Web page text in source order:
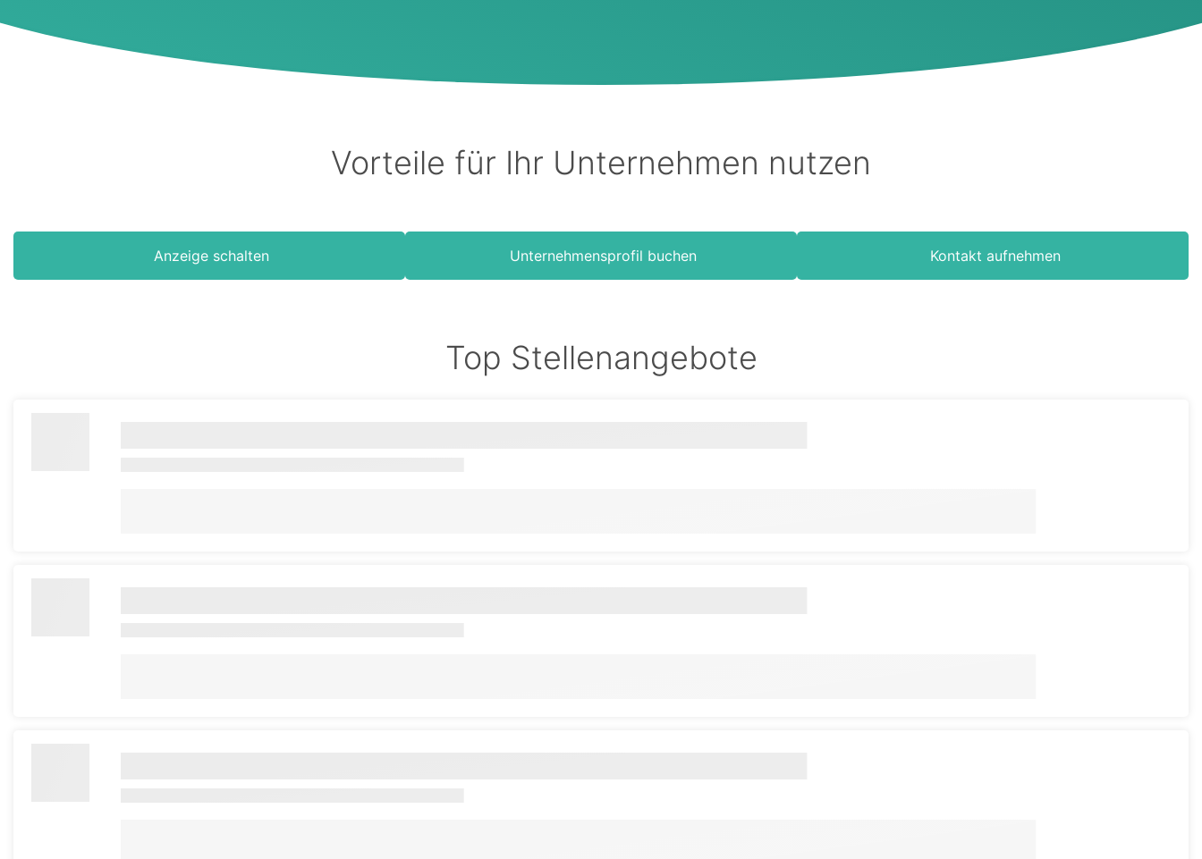
Vorteile für Ihr Unternehmen nutzen
Anzeige schalten Unternehmensprofil buchen Kontakt aufnehmen
Top Stellenangebote